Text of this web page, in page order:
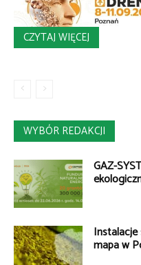
CZYTAJ WIĘCEJ
WYBÓR REDAKCJI
GAZ-
Instalacje
mapa w